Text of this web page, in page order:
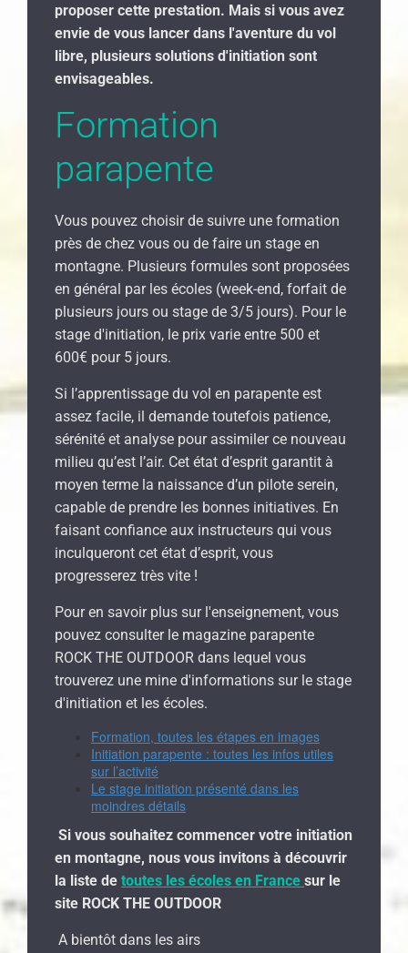
proposer cette prestation. Mais si vous avez
envie de vous lancer dans l'aventure du vol
libre, plusieurs solutions d'initiation sont
envisageables.
Formation
parapente
Vous pouvez choisir de suivre une formation
près de chez vous ou de faire un stage en
montagne. Plusieurs formules sont proposées
en général par les écoles (week-end, forfait de
plusieurs jours ou stage de 3/5 jours). Pour le
stage d'initiation, le prix varie entre 500 et
600€ pour 5 jours.
Si l’apprentissage du vol en parapente est
assez facile, il demande toutefois patience,
sérénité et analyse pour assimiler ce nouveau
milieu qu’est l’air. Cet état d’esprit garantit à
moyen terme la naissance d’un pilote serein,
capable de prendre les bonnes initiatives. En
faisant confiance aux instructeurs qui vous
inculqueront cet état d’esprit, vous
progresserez très vite !
Pour en savoir plus sur l'enseignement, vous
pouvez consulter le magazine parapente
ROCK THE OUTDOOR dans lequel vous
trouverez une mine d'informations sur le stage
d'initiation et les écoles.
Formation, toutes les étapes en images
Initiation parapente : toutes les infos utiles
sur l’activité
Le stage initiation présenté dans les
moindres détails
Si vous souhaitez commencer votre initiation
en montagne, nous vous invitons à découvrir
la liste de toutes les écoles en France sur le
site ROCK THE OUTDOOR
A bientôt dans les airs